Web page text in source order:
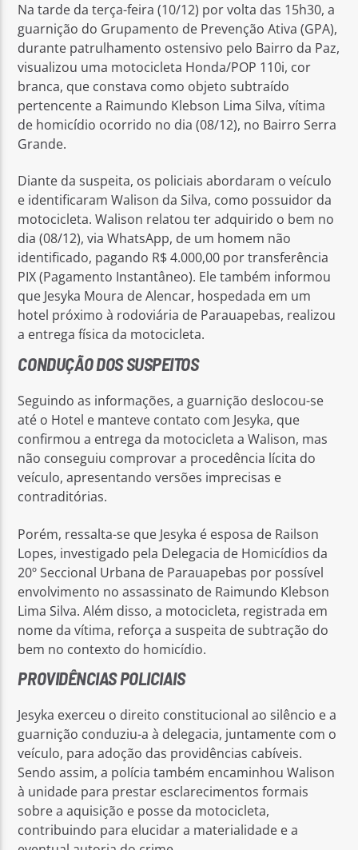
Na tarde da terça-feira (10/12) por volta das 15h30, a
guarnição do Grupamento de Prevenção Ativa (GPA),
durante patrulhamento ostensivo pelo Bairro da Paz,
visualizou uma motocicleta Honda/POP 110i, cor
branca, que constava como objeto subtraído
pertencente a Raimundo Klebson Lima Silva, vítima
de homicídio ocorrido no dia (08/12), no Bairro Serra
Grande.
Diante da suspeita, os policiais abordaram o veículo
e identificaram Walison da Silva, como possuidor da
motocicleta. Walison relatou ter adquirido o bem no
dia (08/12), via WhatsApp, de um homem não
identificado, pagando R$ 4.000,00 por transferência
PIX (Pagamento Instantâneo). Ele também informou
que Jesyka Moura de Alencar, hospedada em um
hotel próximo à rodoviária de Parauapebas, realizou
a entrega física da motocicleta.
CONDUÇÃO DOS SUSPEITOS
Seguindo as informações, a guarnição deslocou-se
até o Hotel e manteve contato com Jesyka, que
confirmou a entrega da motocicleta a Walison, mas
não conseguiu comprovar a procedência lícita do
veículo, apresentando versões imprecisas e
contraditórias.
Porém, ressalta-se que Jesyka é esposa de Railson
Lopes, investigado pela Delegacia de Homicídios da
20º Seccional Urbana de Parauapebas por possível
envolvimento no assassinato de Raimundo Klebson
Lima Silva. Além disso, a motocicleta, registrada em
nome da vítima, reforça a suspeita de subtração do
bem no contexto do homicídio.
PROVIDÊNCIAS POLICIAIS
Jesyka exerceu o direito constitucional ao silêncio e a
guarnição conduziu-a à delegacia, juntamente com o
veículo, para adoção das providências cabíveis.
Sendo assim, a polícia também encaminhou Walison
à unidade para prestar esclarecimentos formais
sobre a aquisição e posse da motocicleta,
contribuindo para elucidar a materialidade e a